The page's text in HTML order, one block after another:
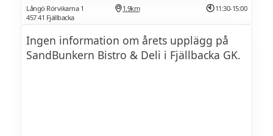
Långö Rörvikarna 1
457 41 Fjällbacka
1.9km 11:30-15:00
Ingen information om årets upplägg på
SandBunkern Bistro & Deli i Fjällbacka GK.